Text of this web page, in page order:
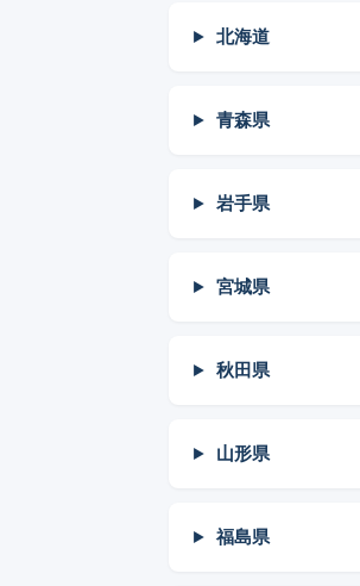
北海道
青森県
岩手県
宮城県
秋田県
山形県
福島県